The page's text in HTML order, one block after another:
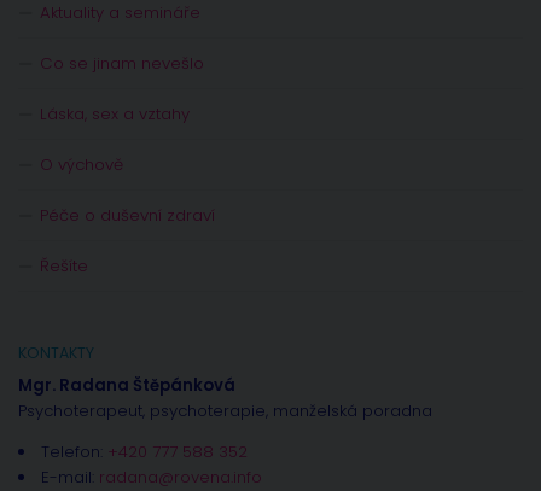
Aktuality a semináře
Co se jinam nevešlo
Láska, sex a vztahy
O výchově
Péče o duševní zdraví
Řešíte
KONTAKTY
Mgr. Radana Štěpánková
Psychoterapeut, psychoterapie, manželská poradna
Telefon: +420 777 588 352
E-mail: radana@rovena.info